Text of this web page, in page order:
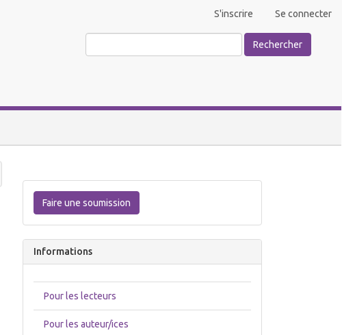
S'inscrire Se connecter
Rechercher
une
soumission
Faire une soumission
Informations
Pour les lecteurs
Pour les auteur/ices